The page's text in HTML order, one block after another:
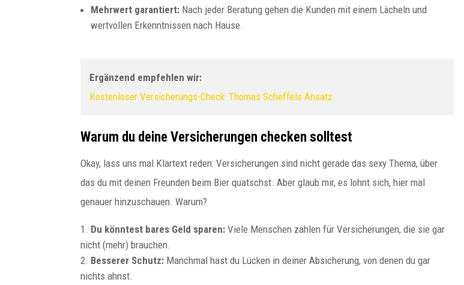
Mehrwert garantiert: Nach jeder Beratung gehen die Kunden mit einem Lächeln und
wertvollen Erkenntnissen nach Hause.
Ergänzend empfehlen wir:
Kostenloser Versicherungs-Check: Thomas Scheffels Ansatz
Warum du deine Versicherungen checken solltest
Okay, lass uns mal Klartext reden: Versicherungen sind nicht gerade das sexy Thema, über
das du mit deinen Freunden beim Bier quatschst. Aber glaub mir, es lohnt sich, hier mal
genauer hinzuschauen. Warum?
Du könntest bares Geld sparen: Viele Menschen zahlen für Versicherungen, die sie gar
nicht (mehr) brauchen.
Besserer Schutz: Manchmal hast du Lücken in deiner Absicherung, von denen du gar
nichts ahnst.
internationale
aufgebaute EWIV in Gefahr